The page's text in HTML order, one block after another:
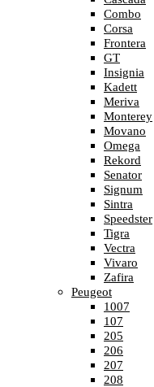
Combo
Corsa
Frontera
GT
Insignia
Kadett
Meriva
Monterey
Movano
Omega
Rekord
Senator
Signum
Sintra
Speedster
Tigra
Vectra
Vivaro
Zafira
Peugeot
1007
107
205
206
207
208